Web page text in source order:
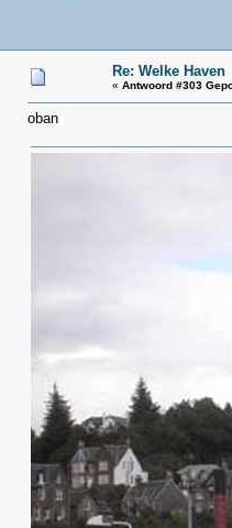
Re: Welke Haven
« Antwoord #303
oban